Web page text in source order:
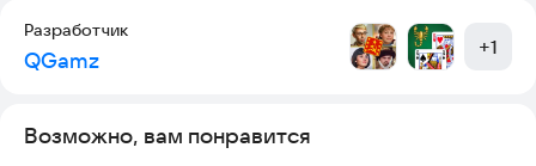
Разработчик
QGamz +1
Возможно, вам понравится